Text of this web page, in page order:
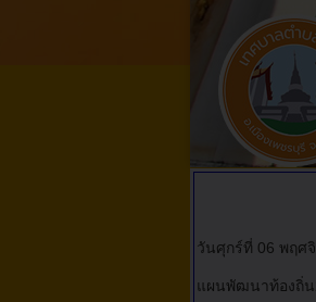
วันศุกร์ที่ 06 พฤศ
แผนพัฒนาท้องถิ่น